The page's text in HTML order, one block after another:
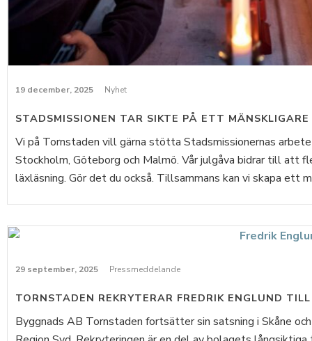
19 december, 2025 Nyhet
STADSMISSIONEN TAR SIKTE PÅ ETT
Vi på Tornstaden vill gärna stötta Stadsmissionernas
Stockholm, Göteborg och Malmö. Vår julgåva bidrar till att
läxläsning. Gör det du också. Tillsammans kan vi skapa ett
29 september, 2025 Pressmeddelande
TORNSTADEN REKRYTERAR FREDRIK ENGLUND
Byggnads AB Tornstaden fortsätter sin satsning i Skåne